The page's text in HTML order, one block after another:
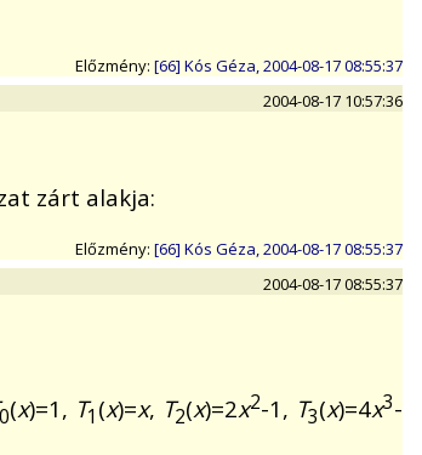
Előzmény: [66] Kós Géza, 2004-08-17 08:55:37
2004-08-17 10:57:36
zárt alakja:
Előzmény: [66] Kós Géza, 2004-08-17 08:55:37
2004-08-17 08:55:37
0(x)=1, T1 (x)=x, T2(x)=2x2-1, T3(x)=4x3-